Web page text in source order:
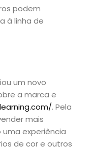
podem
à linha de
um novo
a marca e
. Pela
mais
experiência
de cor e outros